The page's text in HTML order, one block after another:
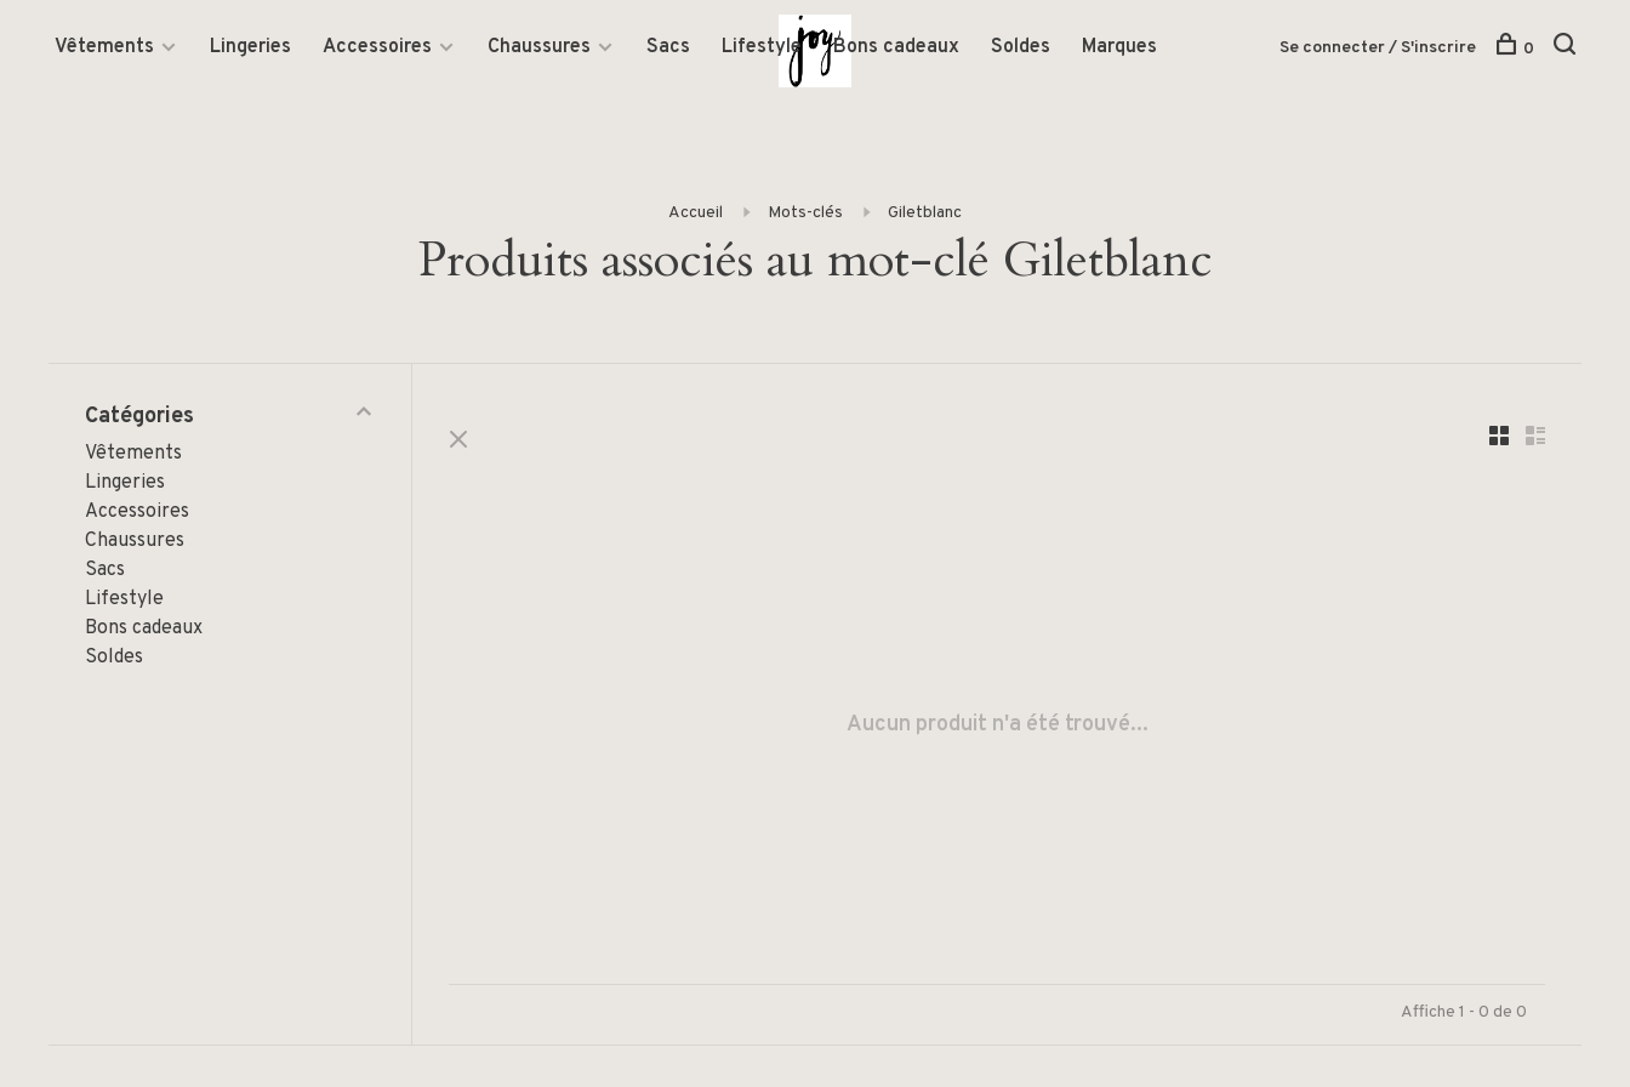
Vêtements Lingeries Accessoires Chaussures Sacs Lifestyle Bons cadeaux Soldes Marques Se connecter / S'inscrire 0
Accueil Mots-clés Giletblanc
Produits associés au mot-clé Giletblanc
Catégories
Vêtements
Lingeries
Accessoires
Chaussures
Sacs
Lifestyle
Bons cadeaux
Soldes
Aucun produit n'a été trouvé...
Affiche 1 - 0 de 0